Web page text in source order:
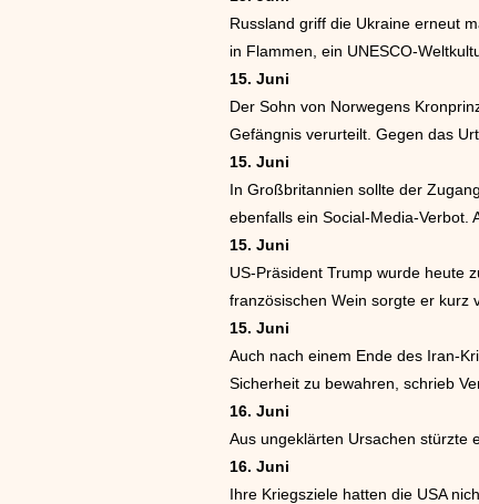
Russland griff die Ukraine erneut
in Flammen, ein UNESCO-
15. Juni
Der Sohn von Norwegens
Gefängnis verurteilt. Gegen das
15. Juni
In Großbritannien sollte der
ebenfalls ein Social-Media-Verbot.
15. Juni
US-Präsident Trump wurde heute
französischen Wein sorgte er kurz
15. Juni
Auch nach einem Ende des Iran-
Sicherheit zu bewahren, schrieb
16. Juni
Aus ungeklärten Ursachen stürzte
16. Juni
Ihre Kriegsziele hatten die USA